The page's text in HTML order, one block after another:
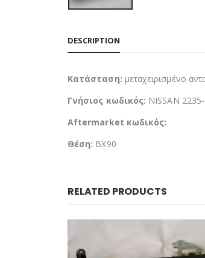
DESCRIPTION
Κατάσταση: μεταχειρισμένο
Γνήσιος κωδικός: NISSAN
Aftermarket κωδικός:
Θέση: BX90
RELATED PRODUCTS